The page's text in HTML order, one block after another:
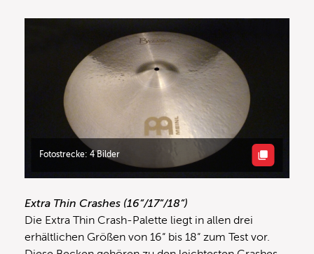
Fotostrecke: 4 Bilder
Extra Thin Crashes (16“/17“/18“)
Die Extra Thin Crash-Palette liegt in allen drei
erhältlichen Größen von 16“ bis 18“ zum Test vor.